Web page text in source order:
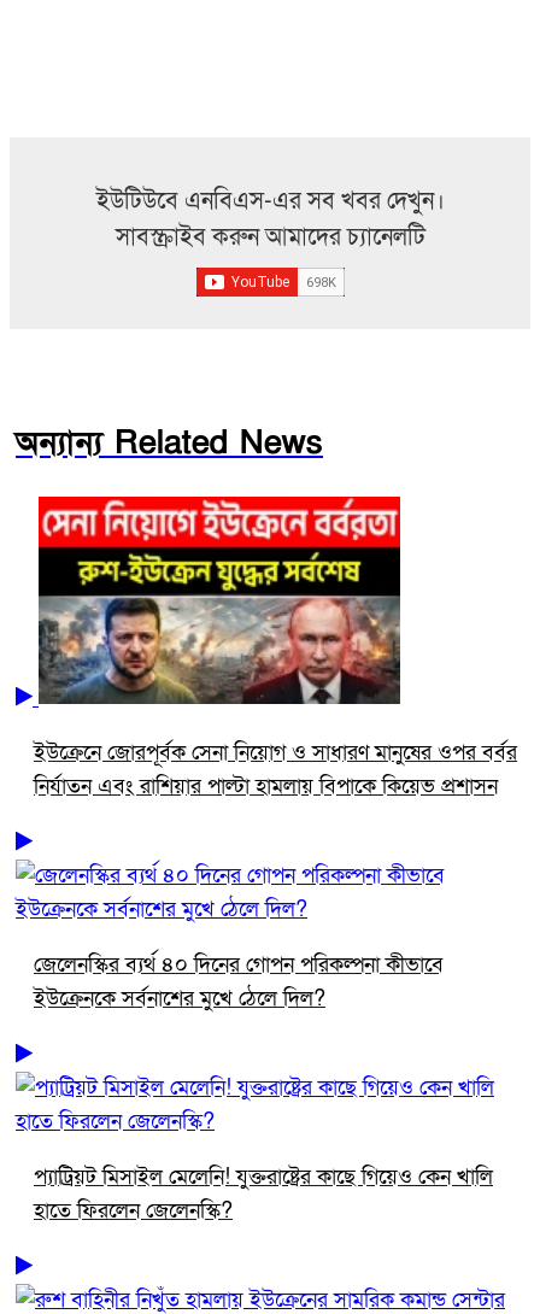
ইউটিউবে এনবিএস-এর সব খবর দেখুন।
সাবস্ক্রাইব করুন আমাদের চ্যানেলটি
অন্যান্য Related News
ইউক্রেনে জোরপূর্বক সেনা নিয়োগ ও সাধারণ মানুষের ওপর বর্বর
নির্যাতন এবং রাশিয়ার পাল্টা হামলায় বিপাকে কিয়েভ প্রশাসন
জেলেনস্কির ব্যর্থ ৪০ দিনের গোপন পরিকল্পনা কীভাবে
ইউক্রেনকে সর্বনাশের মুখে ঠেলে দিল?
প্যাট্রিয়ট মিসাইল মেলেনি! যুক্তরাষ্ট্রের কাছে গিয়েও কেন খালি
হাতে ফিরলেন জেলেনস্কি?